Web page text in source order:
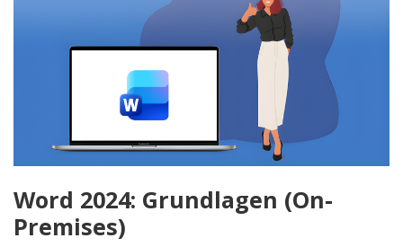
Word 2024: Grundlagen (On-
Premises)